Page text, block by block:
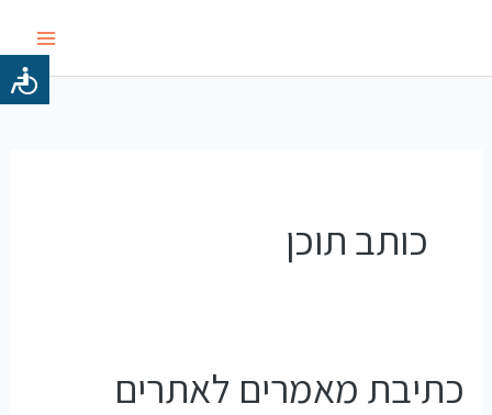
כותב תוכן
כתיבת מאמרים לאתרים